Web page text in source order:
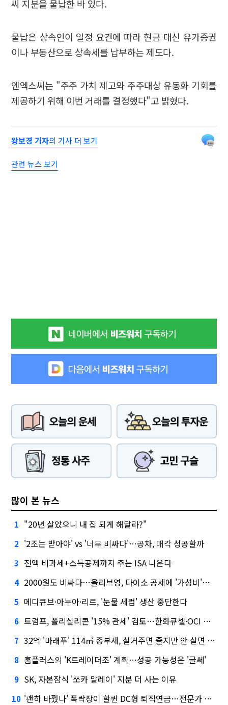
씨 지분을 물납한 바 있다.
물납은 상속인이 일정 요건에 따라 현금 대신 유가증권
이나 부동산으로 상속세를 납부하는 제도다.
엔엑스씨는 "주주 가치 제고와 주주대상 유동화 기회를
제공하기 위해 이번 거래를 결정했다"고 밝혔다.
왕보경 기자의 기사 더 보기
관련 뉴스 보기
많이 본 뉴스
1 "20년 살았으니 내 집 되게 해달라?"
2 '2조는 받아야' vs '너무 비싸다'…공차, 매각 성공할까
3 전액 비과세+소득공제까지 주는 ISA 나온다
4 2000원도 비싸다…올리브영, 다이소 공세에 '가성비'로 맞불
5 메디큐브·아누아·리르, '눈물 세럼' 생산 중단한다
6 트럼프, 폴리실리콘 '15% 관세' 검토…한화큐셀·OCI 영향은?
7 32억 '마래푸' 114㎡ 종부세, 실거주면 줄지만 안 살면 2.5배
8 홈플러스의 'K트레이더조' 계획…성공 가능성은 '글쎄'
9 SK, 자본잠식 '쏘카 말레이' 지분 더 사는 이유
10 '괜히 바꿨나' 폭락장이 할퀸 DC형 퇴직연금…전문가 조언은